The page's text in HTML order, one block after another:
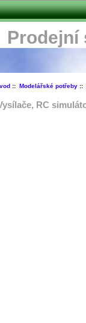
Prodejní
:: Modelářské potřeby::
RC